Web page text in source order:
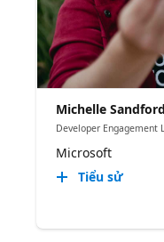
Michelle Sandford
Developer Engagement
Microsoft
Tiểu sử